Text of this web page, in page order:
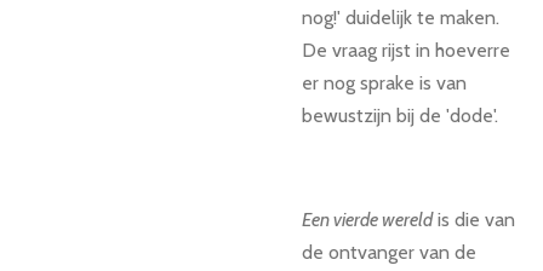
nog!' duidelijk te maken.
De vraag rijst in hoeverre
er nog sprake is van
bewustzijn bij de 'dode'.
Een vierde wereldis die van
de ontvanger van de